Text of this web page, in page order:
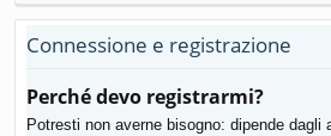
Connessione e registrazione
Perché devo registrarmi?
Potresti non averne bisogno: dipende